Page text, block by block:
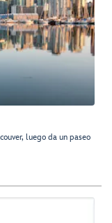
luego da un paseo